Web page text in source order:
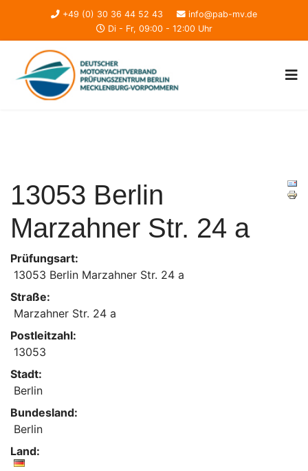
+49 (0) 30 36 44 52 43
info@pab-mv.de
Di - Fr, 09:00 - 12:00 Uhr
13053 Berlin
Marzahner Str. 24 a
Prüfungsart:
13053 Berlin Marzahner Str. 24 a
Straße:
Marzahner Str. 24 a
Postleitzahl:
13053
Stadt:
Berlin
Bundesland:
Berlin
Land: